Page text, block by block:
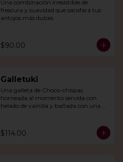
Una combinación irresistible de
frescura y suavidad que satisfará tus
antojos más dulces.
$90.00
Galletuki
Una galleta de Choco-chispas
horneada al momento servida con
helado de vainilla y bañada con una
$114.00